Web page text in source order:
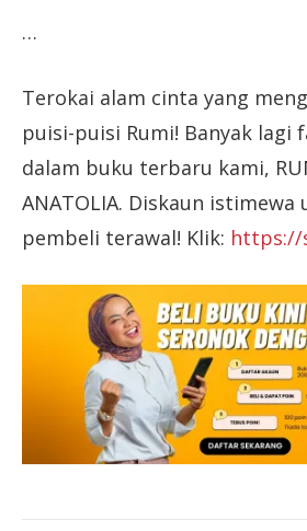
…
Terokai alam cinta yang
puisi-puisi Rumi! Banyak lagi
dalam buku terbaru kami,
ANATOLIA. Diskaun
pembeli terawal! Klik: https://